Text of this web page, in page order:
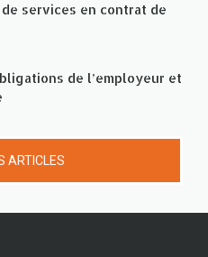
services en contrat de
de l’employeur et
ARTICLES